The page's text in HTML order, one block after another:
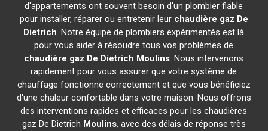
d'appartements ont souvent besoin d'un plombier fiable
pour installer, réparer ou entretenir leur chaudière gaz De
Dietrich. Notre équipe de plombiers expérimentés est là
pour vous aider à résoudre tous vos problèmes de
chaudière gaz De Dietrich Moulins. Nous intervenons
rapidement pour vous assurer que votre système de
chauffage fonctionne correctement et que vous bénéficiez
d'une chaleur confortable dans votre maison. Nous offrons
des interventions rapides et efficaces pour les chaudières
gaz De Dietrich Moulins, avec des délais de réponse très